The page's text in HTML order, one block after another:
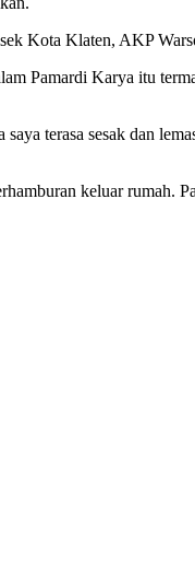
Kota Klaten, AKP
Pamardi Karya itu
terasa sesak dan
keluar rumah.